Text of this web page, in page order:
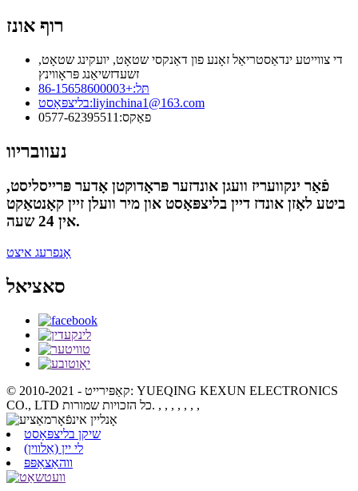
רוף אונז
די צווייטע ינדאַסטריאַל זאָנע פון ​​דאַנקסי שטאָט, יועקינג שטאָט,
זשעדזשיאַנג פּראָווינץ
תּל:+86-15658600003
בליצפּאָסט:liyinchina1@163.com
פאַקס: 0577-62395511
נעוובריוו
פֿאַר ינקוועריז וועגן אונדזער פּראָדוקטן אָדער פּרייסליסט,
ביטע לאָזן אונדז דיין בליצפּאָסט און מיר וועלן זיין קאָנטאַקט
אין 24 שעה.
אָנפרעג איצט
סאציאל
© קאַפּירייט - 2010-2021: YUEQING KEXUN ELECTRONICS
CO., LTD כל הזכויות שמורות. , , , , , , ,
שיקן בליצפּאָסט
לי יין (אַלווין)
ווהאַצאַפּפּ